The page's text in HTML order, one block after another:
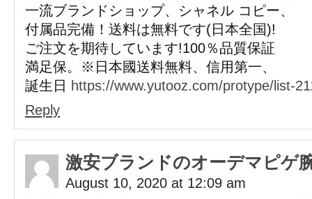
一流ブランドショップ、シャネル コピー、
付属品完備！送料は無料です(日本全国)!
ご注文を期待しています!100％品質保証
満足保。※日本國送料無料、信用第一、
誕生日
https://www.yutooz.com/protype/list-
Reply
激安ブランドのオーデマピゲ
August 10, 2020 at 12:09 am